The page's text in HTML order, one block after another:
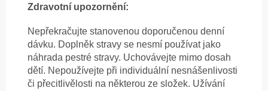
Zdravotní upozornění:
Nepřekračujte stanovenou doporučenou denní
dávku. Doplněk stravy se nesmí používat jako
náhrada pestré stravy. Uchovávejte mimo dosah
dětí. Nepoužívejte při individuální nesnášenlivosti
či přecitlivělosti na některou ze složek. Užívání